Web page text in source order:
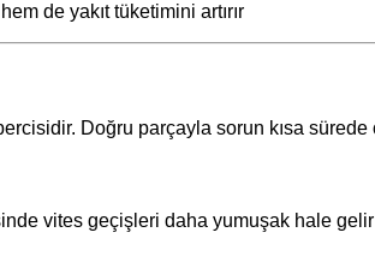
de yakıt tüketimini artırır
Doğru parçayla sorun kısa
vites geçişleri daha yumuşak hale gelir